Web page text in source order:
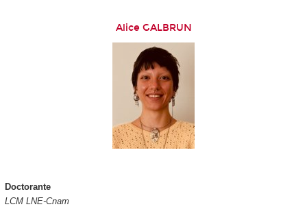
Alice GALBRUN
Doctorante
LCM LNE-Cnam